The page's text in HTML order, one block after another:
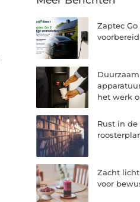
Zaptec
het werk
Rust in
Zacht
voor